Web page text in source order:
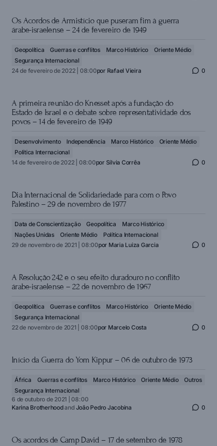
Os Acordos de Armistício que puseram fim à guerra
árabe-israelense – 24 de fevereiro de 1949
Geopolítica Guerras e conflitos Marco Histórico
Oriente Médio
Segurança Internacional
24 de fevereiro de 2022 | 08:00por Rafael Vieira 0
A primeira reunião do Knesset após a fundação do
Estado de Israel e o debate sobre representatividade dos
povos – 14 de fevereiro de 1949
Desenvolvimento Independência Marco Histórico
Oriente Médio
Política Internacional
14 de fevereiro de 2022 | 08:00por Sílvia Corrêa 0
Dia Internacional de Solidariedade para com o Povo
Palestino – 29 de novembro de 1977
Data de Conscientização Geopolítica
Marco Histórico
Nações Unidas
Oriente Médio
Política Internacional
29 de novembro de 2021 | 08:00por Maria Luiza Garcia 0
A Resolução 242 e o seu efeito duradouro no conflito
árabe-israelense – 22 de novembro de 1967
Geopolítica Guerras e conflitos Marco Histórico
Oriente Médio
Segurança Internacional
22 de novembro de 2021 | 08:00por Marcelo Costa 0
Início da Guerra do Yom Kippur – 06 de outubro de 1973
África Guerras e conflitos Marco Histórico Oriente Médio
Outros
Segurança Internacional
6 de outubro de 2021 | 08:00
Karina Brotherhoodand João Pedro Jacobina 0
Os acordos de Camp David – 17 de setembro de 1978